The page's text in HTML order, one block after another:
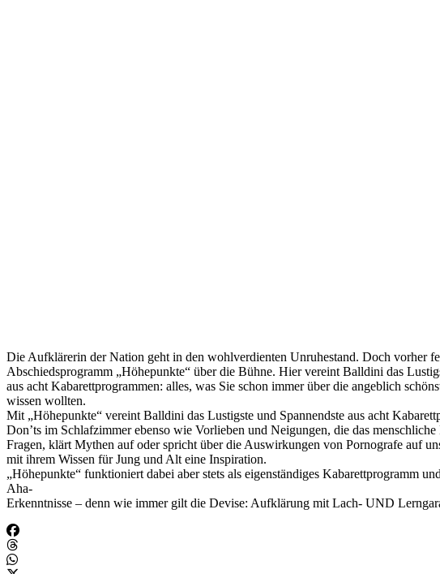
Die Aufklärerin der Nation geht in den wohlverdienten Unruhestand. Doch vorher
Abschiedsprogramm „Höhepunkte“ über die Bühne. Hier vereint Balldini das
aus acht Kabarettprogrammen: alles, was Sie schon immer über die angeblich
wissen wollten.
Mit „Höhepunkte“ vereint Balldini das Lustigste und Spannendste aus acht
Don’ts im Schlafzimmer ebenso wie Vorlieben und Neigungen, die das
Fragen, klärt Mythen auf oder spricht über die Auswirkungen von Pornografe auf
mit ihrem Wissen für Jung und Alt eine Inspiration.
„Höhepunkte“ funktioniert dabei aber stets als eigenständiges Kabarettprogramm
Aha-
Erkenntnisse – denn wie immer gilt die Devise: Aufklärung mit Lach- UND